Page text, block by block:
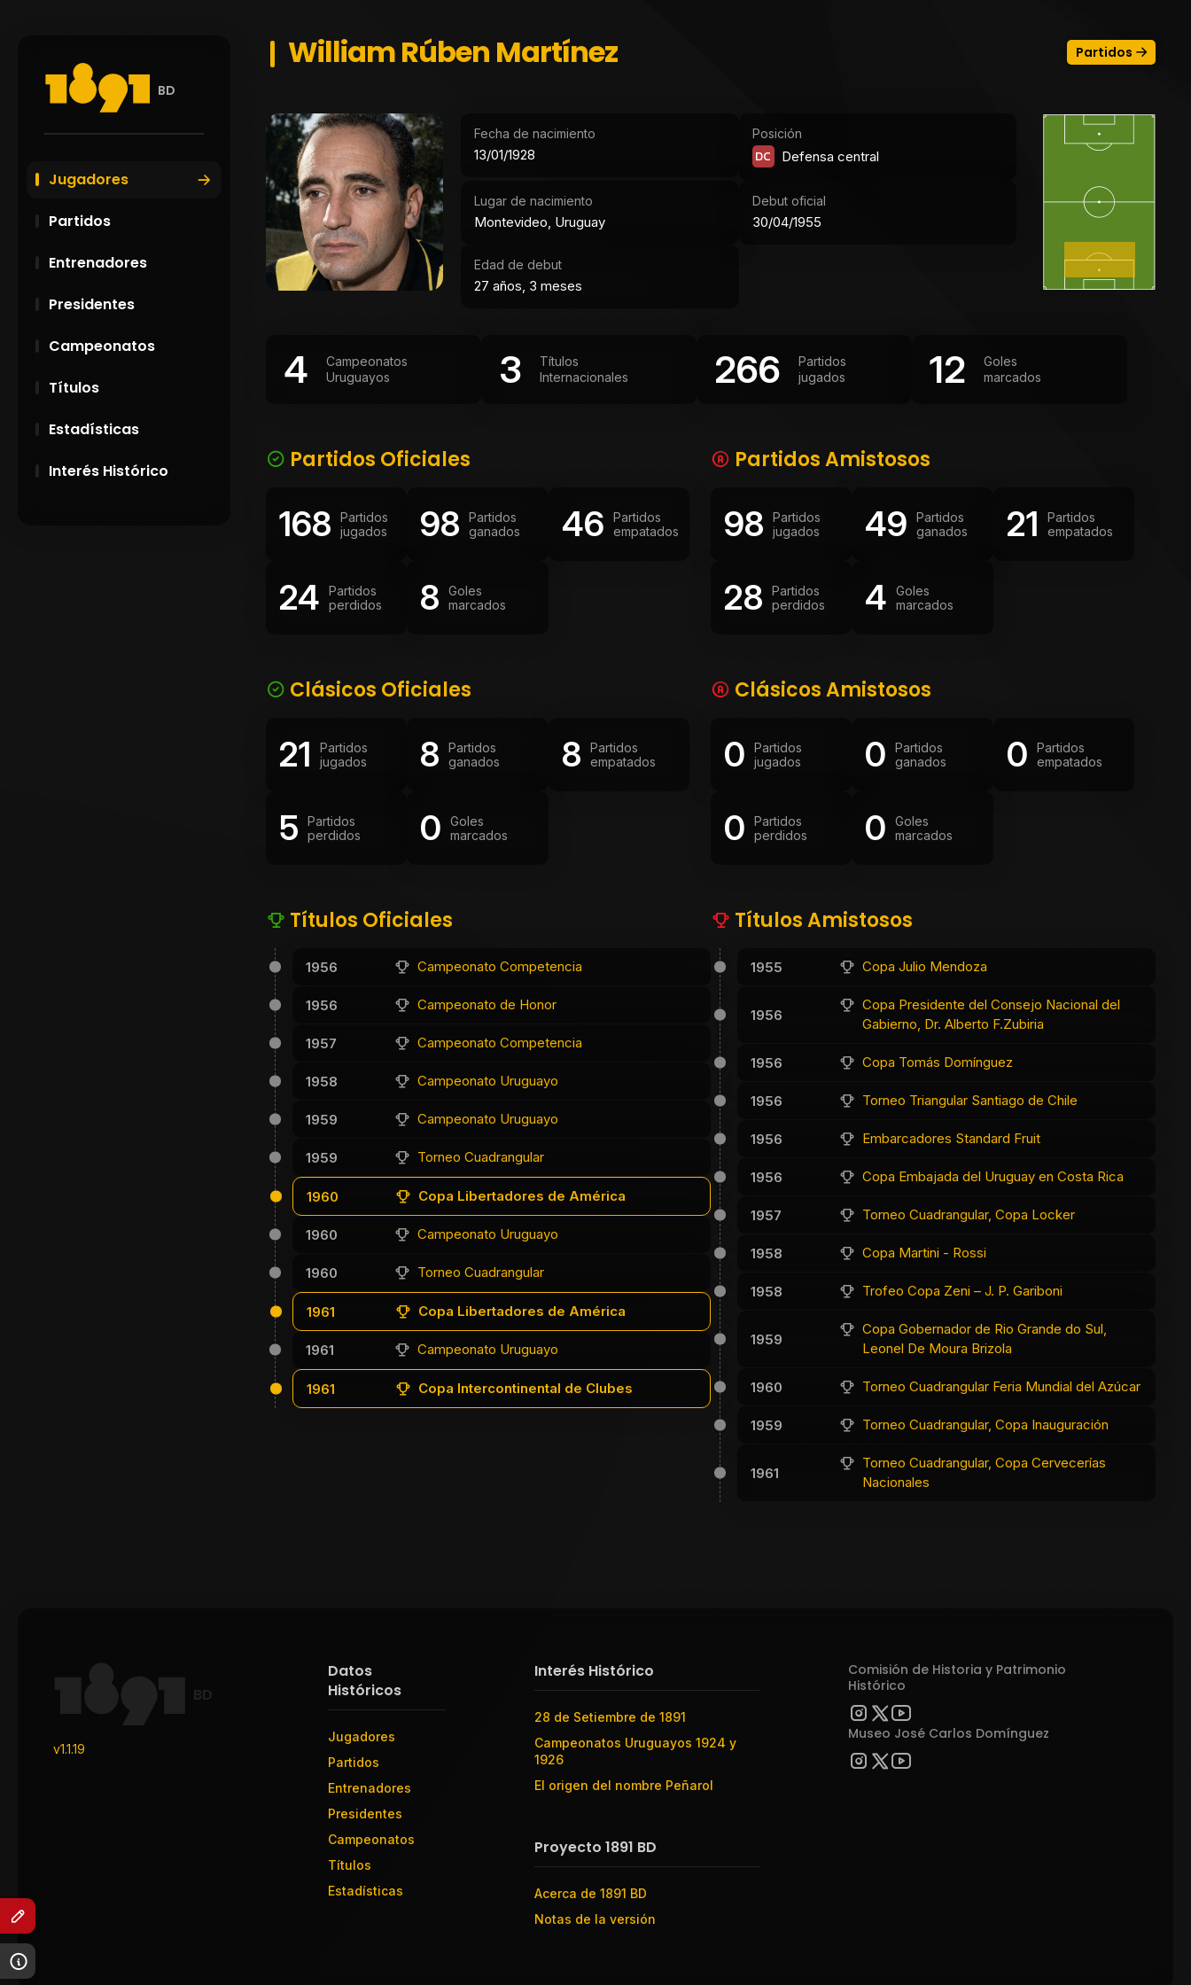
BD
Jugadores
Partidos
Entrenadores
Presidentes
Campeonatos
Títulos
Estadísticas
Interés Histórico
William Rúben Martínez Partidos
Fecha de nacimiento
13/01/1928
Posición
DC Defensa central
Lugar de nacimiento
Montevideo, Uruguay
Debut oficial
30/04/1955
Edad de debut
27 años, 3 meses
4
Campeonatos
Uruguayos
3
Títulos
Internacionales
266
Partidos
jugados
12
Goles
marcados
Partidos Oficiales
168
Partidos
jugados
98
Partidos
ganados
46
Partidos
empatados
24
Partidos
perdidos
8
Goles
marcados
Partidos Amistosos
98
Partidos
jugados
49
Partidos
ganados
21
Partidos
empatados
28
Partidos
perdidos
4
Goles
marcados
Clásicos Oficiales
21
Partidos
jugados
8
Partidos
ganados
8
Partidos
empatados
5
Partidos
perdidos
0
Goles
marcados
Clásicos Amistosos
0
Partidos
jugados
0
Partidos
ganados
0
Partidos
empatados
0
Partidos
perdidos
0
Goles
marcados
Títulos Oficiales
1956 Campeonato Competencia
1956 Campeonato de Honor
1957 Campeonato Competencia
1958 Campeonato Uruguayo
1959 Campeonato Uruguayo
1959 Torneo Cuadrangular
1960 Copa Libertadores de América
1960 Campeonato Uruguayo
1960 Torneo Cuadrangular
1961 Copa Libertadores de América
1961 Campeonato Uruguayo
1961 Copa Intercontinental de Clubes
Títulos Amistosos
1955 Copa Julio Mendoza
1956
Copa Presidente del Consejo Nacional del
Gabierno, Dr. Alberto F.Zubiria
1956 Copa Tomás Domínguez
1956 Torneo Triangular Santiago de Chile
1956 Embarcadores Standard Fruit
1956 Copa Embajada del Uruguay en Costa Rica
1957 Torneo Cuadrangular, Copa Locker
1958 Copa Martini - Rossi
1958 Trofeo Copa Zeni – J. P. Gariboni
1959
Copa Gobernador de Rio Grande do Sul,
Leonel De Moura Brizola
1960 Torneo Cuadrangular Feria Mundial del Azúcar
1959 Torneo Cuadrangular, Copa Inauguración
1961
Torneo Cuadrangular, Copa Cervecerías
Nacionales
BD
v1.1.19
Datos
Históricos
Jugadores
Partidos
Entrenadores
Presidentes
Campeonatos
Títulos
Estadísticas
Interés Histórico
28 de Setiembre de 1891
Campeonatos Uruguayos 1924 y
1926
El origen del nombre Peñarol
Proyecto 1891 BD
Acerca de 1891 BD
Notas de la versión
Comisión de Historia y Patrimonio
Histórico
Museo José Carlos Domínguez